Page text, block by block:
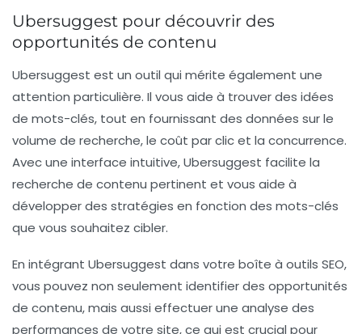
Ubersuggest pour découvrir des
opportunités de contenu
Ubersuggest est un outil qui mérite également une
attention particulière. Il vous aide à trouver des idées
de mots-clés, tout en fournissant des données sur le
volume de recherche, le coût par clic et la concurrence.
Avec une interface intuitive, Ubersuggest facilite la
recherche de contenu pertinent et vous aide à
développer des stratégies en fonction des mots-clés
que vous souhaitez cibler.
En intégrant Ubersuggest dans votre boîte à outils SEO,
vous pouvez non seulement identifier des opportunités
de contenu, mais aussi effectuer une analyse des
performances de votre site, ce qui est crucial pour